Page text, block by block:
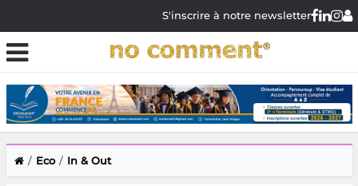
S'inscrire à notre newsletter
Eco In & Out